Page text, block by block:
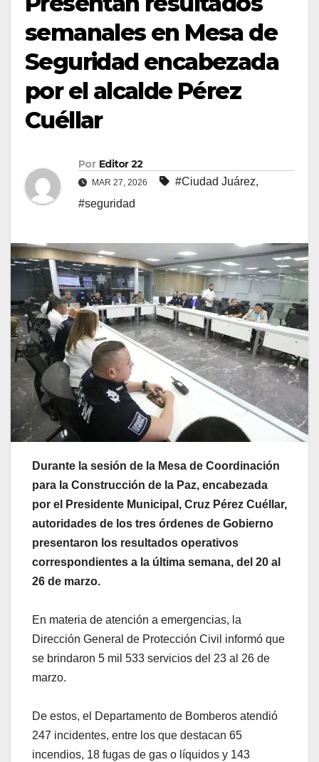
semanales en Mesa de
Seguridad encabezada
por el alcalde Pérez
Cuéllar
Por Editor 22
MAR 27, 2026 #Ciudad Juárez,
#seguridad
Durante la sesión de la Mesa de Coordinación
para la Construcción de la Paz, encabezada
por el Presidente Municipal, Cruz Pérez Cuéllar,
autoridades de los tres órdenes de Gobierno
presentaron los resultados operativos
correspondientes a la última semana, del 20 al
26 de marzo.
En materia de atención a emergencias, la
Dirección General de Protección Civil informó que
se brindaron 5 mil 533 servicios del 23 al 26 de
marzo.
De estos, el Departamento de Bomberos atendió
247 incidentes, entre los que destacan 65
incendios, 18 fugas de gas o líquidos y 143